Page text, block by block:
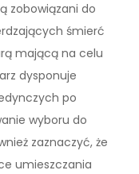
zobowiązani do
śmierć
mającą na celu
dysponuje
po
wyboru do
zaznaczyć, że
umieszczania